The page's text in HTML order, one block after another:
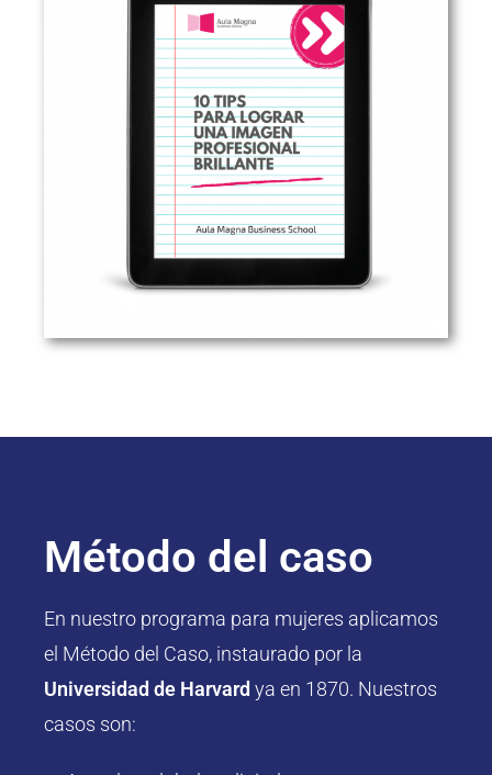
Método del caso
En nuestro programa para mujeres aplicamos
el Método del Caso, instaurado por la
Universidad de Harvard ya en 1870. Nuestros
casos son: